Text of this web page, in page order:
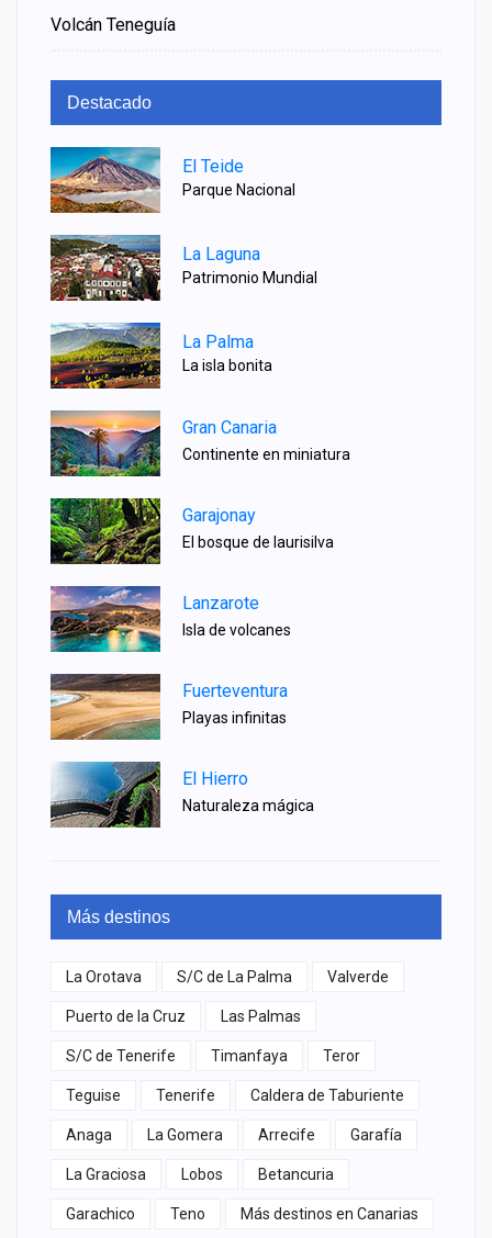
Volcán Teneguía
Destacado
El Teide
Parque Nacional
La Laguna
Patrimonio Mundial
La Palma
La isla bonita
Gran Canaria
Continente en miniatura
Garajonay
El bosque de laurisilva
Lanzarote
Isla de volcanes
Fuerteventura
Playas infinitas
El Hierro
Naturaleza mágica
Más destinos
La Orotava S/C de La Palma Valverde
Puerto de la Cruz Las Palmas
S/C de Tenerife Timanfaya Teror
Teguise Tenerife Caldera de Taburiente
Anaga La Gomera Arrecife Garafía
La Graciosa Lobos Betancuria
Garachico Teno Más destinos en Canarias